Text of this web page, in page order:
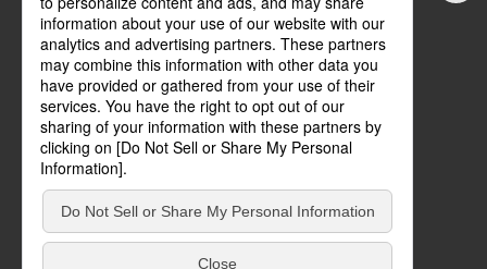
Official SNS
ご利用にあたって
方針・規約
サイトマップ
お問い合わせ